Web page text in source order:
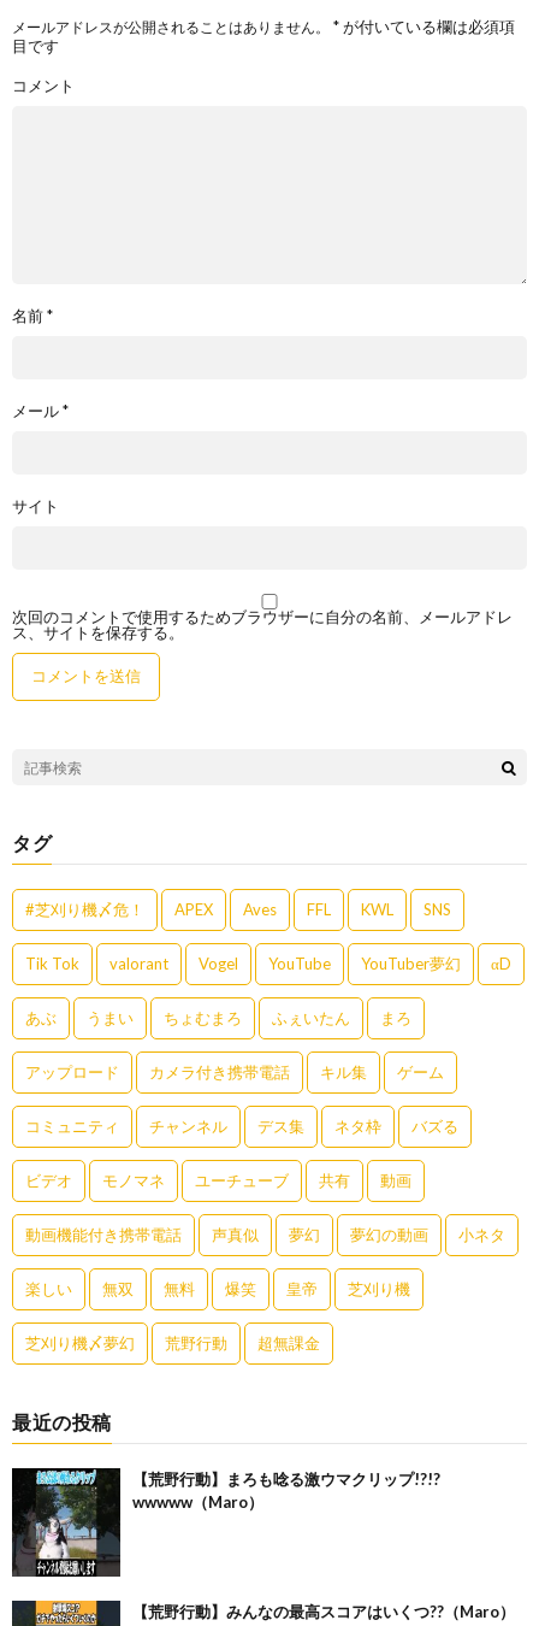
メールアドレスが公開されることはありません。 *が付いている欄は必須項
目です
コメント
名前*
メール*
サイト
次回のコメントで使用するためブラウザーに自分の名前、メールアドレ
ス、サイトを保存する。
タグ
#芝刈り機〆危！ APEX Aves FFL KWL SNS
Tik Tok valorant Vogel YouTube YouTuber夢幻 αD
あぶ うまい ちょむまろ ふぇいたん まろ
アップロード カメラ付き携帯電話 キル集 ゲーム
コミュニティ チャンネル デス集 ネタ枠 バズる
ビデオ モノマネ ユーチューブ 共有 動画
動画機能付き携帯電話 声真似 夢幻 夢幻の動画 小ネタ
楽しい 無双 無料 爆笑 皇帝 芝刈り機
芝刈り機〆夢幻 荒野行動 超無課金
最近の投稿
【荒野行動】まろも唸る激ウマクリップ!?!?
wwwww（Maro）
【荒野行動】みんなの最高スコアはいくつ??（Maro）